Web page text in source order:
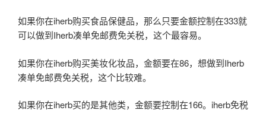
如果你在iherb购买食品保健品，那么只要金额控制在333就
可以做到Iherb凑单免邮费免关税，这个最容易。
如果你在iherb购买美妆化妆品，金额要在86，想做到Iherb
凑单免邮费免关税，这个比较难。
如果你在iherb买的是其他类，金额要控制在166。iherb免税